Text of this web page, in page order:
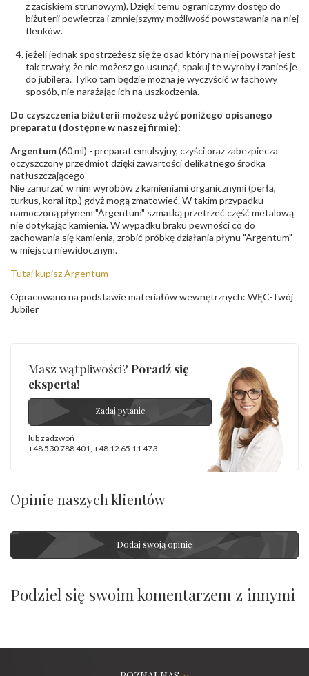
z zaciskiem strunowym). Dzięki temu ograniczymy dostęp do
biżuterii powietrza i zmniejszymy możliwość powstawania na niej
tlenków.
jeżeli jednak spostrzeżesz się że osad który na niej powstał jest
tak trwały, że nie możesz go usunąć, spakuj te wyroby i zanieś je
do jubilera. Tylko tam będzie można je wyczyścić w fachowy
sposób, nie narażając ich na uszkodzenia.
Do czyszczenia biżuterii możesz użyć poniżego opisanego
preparatu (dostępne w naszej firmie):
Argentum(60 ml) - preparat emulsyjny, czyści oraz zabezpiecza
oczyszczony przedmiot dzięki zawartości delikatnego środka
natłuszczającego
Nie zanurzać w nim wyrobów z kamieniami organicznymi (perła,
turkus, koral itp.) gdyż mogą zmatowieć. W takim przypadku
namoczoną płynem "Argentum" szmatką przetrzeć część metalową
nie dotykając kamienia. W wypadku braku pewności co do
zachowania się kamienia, zrobić próbkę działania płynu "Argentum"
w miejscu niewidocznym.
Tutaj kupisz Argentum
Opracowano na podstawie materiałów wewnętrznych: WĘC-Twój
Jubiler
Masz wątpliwości? Poradź się
eksperta!
Zadaj pytanie
lub zadzwoń
+48 530 788 401, +48 12 65 11 473
Opinie naszych klientów
Dodaj swoją opinię
Podziel się swoim komentarzem z innymi